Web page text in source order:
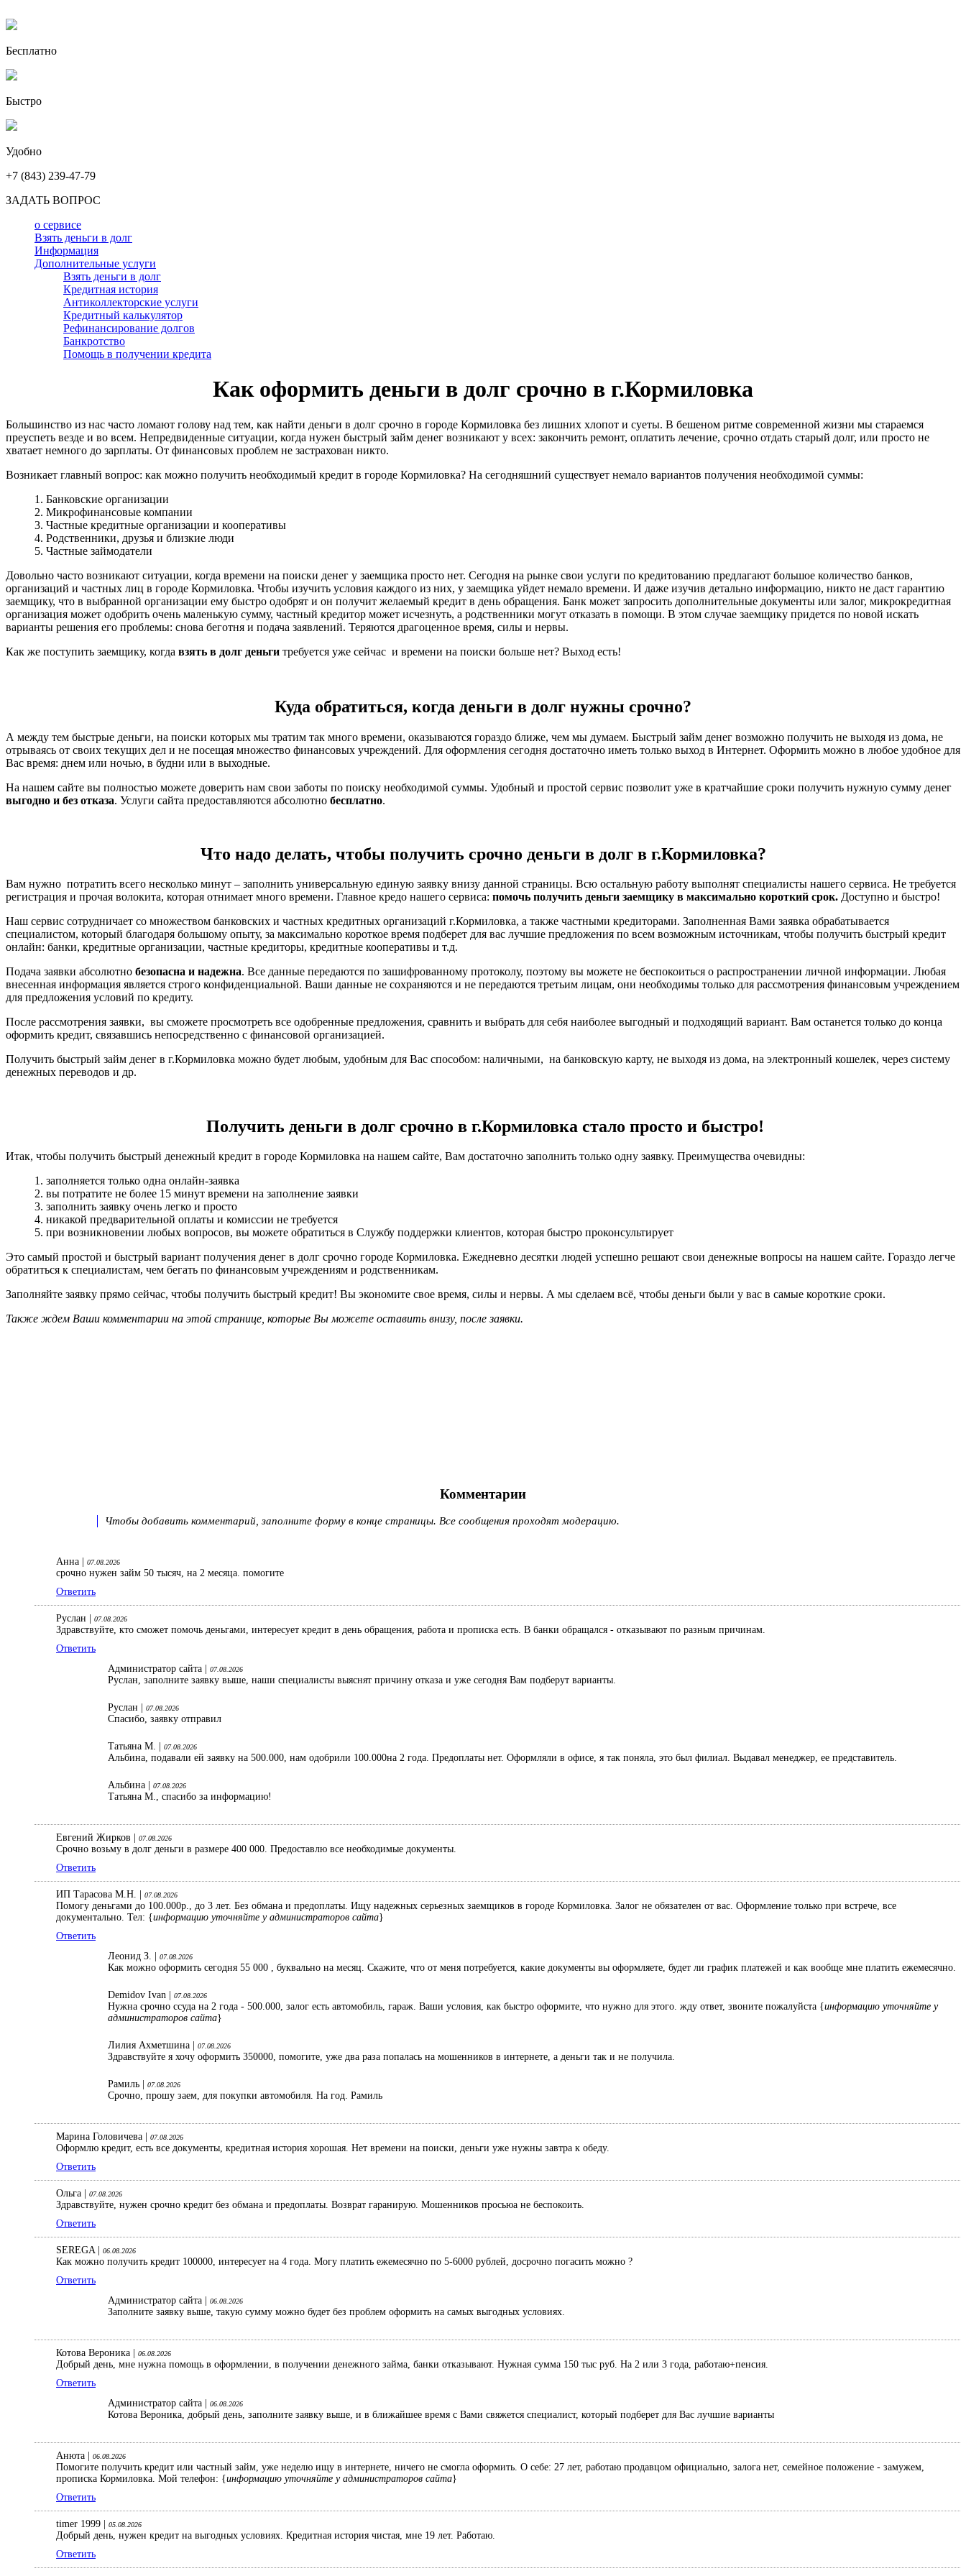
Бесплатно
Быстро
Удобно
+7 (843) 239-47-79
ЗАДАТЬ ВОПРОС
о сервисе
Взять деньги в долг
Информация
Дополнительные услуги
Взять деньги в долг
Кредитная история
Антиколлекторские услуги
Кредитный калькулятор
Рефинансирование долгов
Банкротство
Помощь в получении кредита
Как оформить деньги в долг срочно в г.Кормиловка
Большинство из нас часто ломают голову над тем, как найти деньги в долг срочно в городе Кормиловка без лишних хлопот и суеты. В бешеном ритме современной жизни мы стараемся
преуспеть везде и во всем. Непредвиденные ситуации, когда нужен быстрый займ денег возникают у всех: закончить ремонт, оплатить лечение, срочно отдать старый долг, или просто не
хватает немного до зарплаты. От финансовых проблем не застрахован никто.
Возникает главный вопрос: как можно получить необходимый кредит в городе Кормиловка? На сегодняшний существует немало вариантов получения необходимой суммы:
1. Банковские организации
2. Микрофинансовые компании
3. Частные кредитные организации и кооперативы
4. Родственники, друзья и близкие люди
5. Частные займодатели
Довольно часто возникают ситуации, когда времени на поиски денег у заемщика просто нет. Сегодня на рынке свои услуги по кредитованию предлагают большое количество банков,
организаций и частных лиц в городе Кормиловка. Чтобы изучить условия каждого из них, у заемщика уйдет немало времени. И даже изучив детально информацию, никто не даст гарантию
заемщику, что в выбранной организации ему быстро одобрят и он получит желаемый кредит в день обращения. Банк может запросить дополнительные документы или залог, микрокредитная
организация может одобрить очень маленькую сумму, частный кредитор может исчезнуть, а родственники могут отказать в помощи. В этом случае заемщику придется по новой искать
варианты решения его проблемы: снова беготня и подача заявлений. Теряются драгоценное время, силы и нервы.
Как же поступить заемщику, когда взять в долг деньги требуется уже сейчас и времени на поиски больше нет? Выход есть!
Куда обратиться, когда деньги в долг нужны срочно?
А между тем быстрые деньги, на поиски которых мы тратим так много времени, оказываются гораздо ближе, чем мы думаем. Быстрый займ денег возможно получить не выходя из дома, не
отрываясь от своих текущих дел и не посещая множество финансовых учреждений. Для оформления сегодня достаточно иметь только выход в Интернет. Оформить можно в любое удобное для
Вас время: днем или ночью, в будни или в выходные.
На нашем сайте вы полностью можете доверить нам свои заботы по поиску необходимой суммы. Удобный и простой сервис позволит уже в кратчайшие сроки получить нужную сумму денег
выгодно и без отказа. Услуги сайта предоставляются абсолютно бесплатно.
Что надо делать, чтобы получить срочно деньги в долг в г.Кормиловка?
Вам нужно потратить всего несколько минут – заполнить универсальную единую заявку внизу данной страницы. Всю остальную работу выполнят специалисты нашего сервиса. Не требуется
регистрация и прочая волокита, которая отнимает много времени. Главное кредо нашего сервиса: помочь получить деньги заемщику в максимально короткий срок. Доступно и быстро!
Наш сервис сотрудничает со множеством банковских и частных кредитных организаций г.Кормиловка, а также частными кредиторами. Заполненная Вами заявка обрабатывается
специалистом, который благодаря большому опыту, за максимально короткое время подберет для вас лучшие предложения по всем возможным источникам, чтобы получить быстрый кредит
онлайн: банки, кредитные организации, частные кредиторы, кредитные кооперативы и т.д.
Подача заявки абсолютно безопасна и надежна. Все данные передаются по зашифрованному протоколу, поэтому вы можете не беспокоиться о распространении личной информации. Любая
внесенная информация является строго конфиденциальной. Ваши данные не сохраняются и не передаются третьим лицам, они необходимы только для рассмотрения финансовым учреждением
для предложения условий по кредиту.
После рассмотрения заявки, вы сможете просмотреть все одобренные предложения, сравнить и выбрать для себя наиболее выгодный и подходящий вариант. Вам останется только до конца
оформить кредит, связавшись непосредственно с финансовой организацией.
Получить быстрый займ денег в г.Кормиловка можно будет любым, удобным для Вас способом: наличными, на банковскую карту, не выходя из дома, на электронный кошелек, через систему
денежных переводов и др.
Получить деньги в долг срочно в г.Кормиловка стало просто и быстро!
Итак, чтобы получить быстрый денежный кредит в городе Кормиловка на нашем сайте, Вам достаточно заполнить только одну заявку. Преимущества очевидны:
1. заполняется только одна онлайн-заявка
2. вы потратите не более 15 минут времени на заполнение заявки
3. заполнить заявку очень легко и просто
4. никакой предварительной оплаты и комиссии не требуется
5. при возникновении любых вопросов, вы можете обратиться в Службу поддержки клиентов, которая быстро проконсультирует
Это самый простой и быстрый вариант получения денег в долг срочно городе Кормиловка. Ежедневно десятки людей успешно решают свои денежные вопросы на нашем сайте. Гораздо легче
обратиться к специалистам, чем бегать по финансовым учреждениям и родственникам.
Заполняйте заявку прямо сейчас, чтобы получить быстрый кредит! Вы экономите свое время, силы и нервы. А мы сделаем всё, чтобы деньги были у вас в самые короткие сроки.
Также ждем Ваши комментарии на этой странице, которые Вы можете оставить внизу, после заявки.
Комментарии
Чтобы добавить комментарий, заполните форму в конце страницы. Все сообщения проходят модерацию.
Анна | 07.08.2026
срочно нужен займ 50 тысяч, на 2 месяца. помогите
Ответить
Руслан | 07.08.2026
Здравствуйте, кто сможет помочь деньгами, интересует кредит в день обращения, работа и прописка есть. В банки обращался - отказывают по разным причинам.
Ответить
Администратор сайта |
07.08.2026
Руслан, заполните заявку выше, наши специалисты выяснят причину отказа и уже сегодня Вам подберут варианты.
Руслан | 07.08.2026
Спасибо, заявку отправил
Татьяна М. | 07.08.2026
Альбина, подавали ей заявку на 500.000, нам одобрили 100.000на 2 года. Предоплаты нет. Оформляли в офисе, я так поняла, это был филиал. Выдавал менеджер, ее представитель.
Альбина | 07.08.2026
Татьяна М., спасибо за информацию!
Евгений Жирков | 07.08.2026
Срочно возьму в долг деньги в размере 400 000. Предоставлю все необходимые документы.
Ответить
ИП Тарасова М.Н. | 07.08.2026
Помогу деньгами до 100.000р., до 3 лет. Без обмана и предоплаты. Ищу надежных серьезных заемщиков в городе Кормиловка. Залог не обязателен от вас. Оформление только при встрече, все
документально. Тел: {информацию уточняйте у администраторов сайта}
Ответить
Леонид З. |
07.08.2026
Как можно оформить сегодня 55 000 , буквально на месяц. Скажите, что от меня потребуется, какие документы вы оформляете, будет ли график платежей и как вообще мне платить ежемесячно.
Demidov Ivan | 07.08.2026
Нужна срочно ссуда на 2 года - 500.000, залог есть автомобиль, гараж. Ваши условия, как быстро оформите, что нужно для этого. жду ответ, звоните пожалуйста {информацию уточняйте у
администраторов сайта}
Лилия Ахметшина | 07.08.2026
Здравствуйте я хочу оформить 350000, помогите, уже два раза попалась на мошенников в интернете, а деньги так и не получила.
Рамиль | 07.08.2026
Срочно, прошу заем, для покупки автомобиля. На год. Рамиль
Марина Головичева | 07.08.2026
Оформлю кредит, есть все документы, кредитная история хорошая. Нет времени на поиски, деньги уже нужны завтра к обеду.
Ответить
Ольга | 07.08.2026
Здравствуйте, нужен срочно кредит без обмана и предоплаты. Возврат гаранирую. Мошенников просьюа не беспокоить.
Ответить
SEREGA | 06.08.2026
Как можно получить кредит 100000, интересует на 4 года. Могу платить ежемесячно по 5-6000 рублей, досрочно погасить можно ?
Ответить
Администратор сайта |
06.08.2026
Заполните заявку выше, такую сумму можно будет без проблем оформить на самых выгодных условиях.
Котова Вероника | 06.08.2026
Добрый день, мне нужна помощь в оформлении, в получении денежного займа, банки отказывают. Нужная сумма 150 тыс руб. На 2 или 3 года, работаю+пенсия.
Ответить
Администратор сайта |
06.08.2026
Котова Вероника, добрый день, заполните заявку выше, и в ближайшее время с Вами свяжется специалист, который подберет для Вас лучшие варианты
Анюта | 06.08.2026
Помогите получить кредит или частный займ, уже неделю ищу в интернете, ничего не смогла оформить. О себе: 27 лет, работаю продавцом официально, залога нет, семейное положение - замужем,
прописка Кормиловка. Мой телефон: {информацию уточняйте у администраторов сайта}
Ответить
timer 1999 | 05.08.2026
Добрый день, нужен кредит на выгодных условиях. Кредитная история чистая, мне 19 лет. Работаю.
Ответить